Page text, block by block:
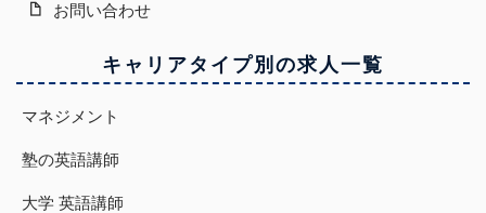
お問い合わせ
キャリアタイプ別の求人一覧
マネジメント
塾の英語講師
大学 英語講師